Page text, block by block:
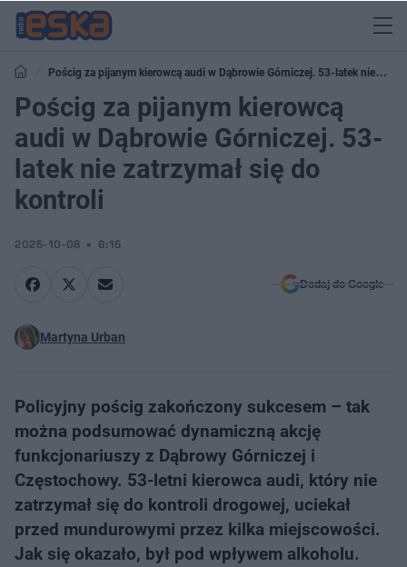
Pościg za pijanym kierowcą audi w Dąbrowie Górniczej. 53-latek nie
zatrzymał się do kontroli
Pościg za pijanym kierowcą
audi w Dąbrowie Górniczej. 53-
latek nie zatrzymał się do
kontroli
2025-10-08 6:15
Dodaj do Google
Martyna Urban
Policyjny pościg zakończony sukcesem – tak
można podsumować dynamiczną akcję
funkcjonariuszy z Dąbrowy Górniczej i
Częstochowy. 53-letni kierowca audi, który nie
zatrzymał się do kontroli drogowej, uciekał
przed mundurowymi przez kilka miejscowości.
Jak się okazało, był pod wpływem alkoholu.